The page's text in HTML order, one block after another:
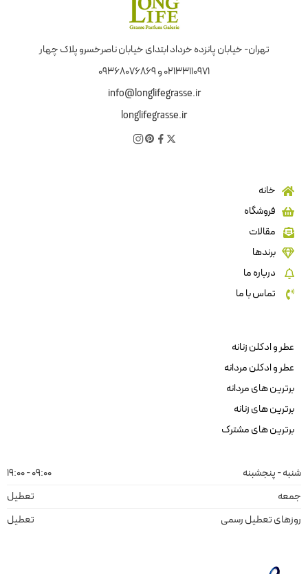
تهران- خیابان پانزده خرداد ابتدای خیابان ناصرخسرو پلاک چهار
02133110971 و 09368076869
info@longlifegrasse.ir
longlifegrasse.ir
خانه
فروشگاه
مقالات
برندها
درباره ما
تماس با ما
عطر و ادکلن زنانه
عطر و ادکلن مردانه
برترین های مردانه
برترین های زنانه
برترین های مشترک
شنبه - پنجشبنه
09:00 - 19:00
جمعه
تعطیل
روزهای تعطیل رسمی
تعطیل